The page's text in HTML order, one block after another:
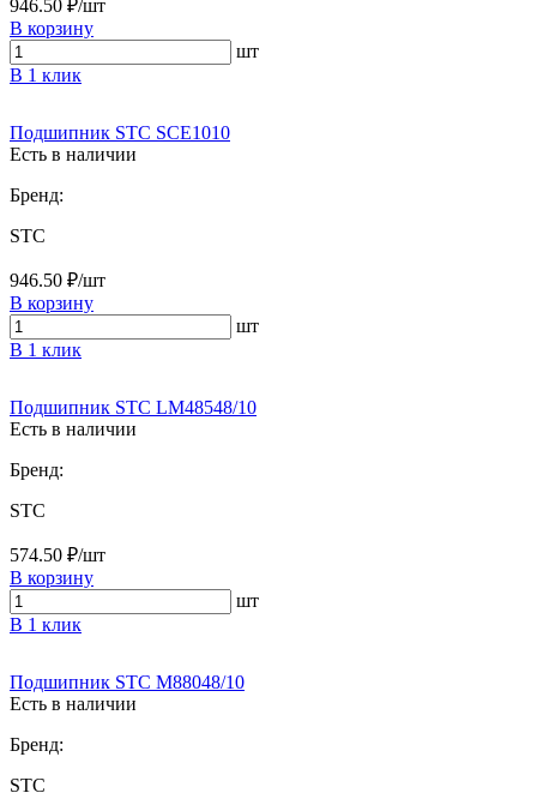
946.50 ₽/шт
В корзину
шт
В 1 клик
Подшипник STC SCE1010
Есть в наличии
Бренд:
STC
946.50 ₽/шт
В корзину
шт
В 1 клик
Подшипник STC LM48548/10
Есть в наличии
Бренд:
STC
574.50 ₽/шт
В корзину
шт
В 1 клик
Подшипник STC M88048/10
Есть в наличии
Бренд:
STC